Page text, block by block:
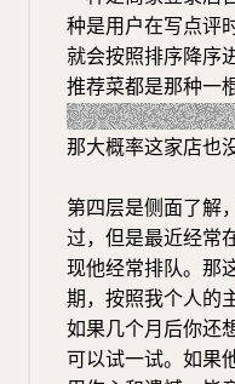
种是用户在写点评
就会按照排序降序
推荐菜都是那种一
如：酸菜鱼、烤鱼
那大概率这家店也
第四层是侧面了解
过，但是最近经常
现他经常排队。那
期，按照我个人的
如果几个月后你还
可以试一试。如果